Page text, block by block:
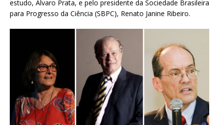
estudo, Álvaro Prata, e pelo presidente da Sociedade Brasileira
para Progresso da Ciência (SBPC), Renato Janine Ribeiro.